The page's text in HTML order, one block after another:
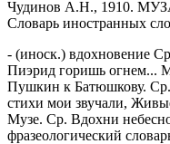
Чудинов А.Н., 1910.
Словарь иностранных
- (иноск.) вдохновение
Пиэрид горишь огнем...
Пушкин к Батюшкову.
стихи мои звучали,
Музе. Ср. Вдохни
фразеологический